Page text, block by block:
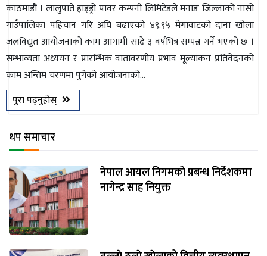
काठमाडौं । लालुपाते हाइड्रो पावर कम्पनी लिमिटेडले मनाङ जिल्लाको नासो
गाउँपालिका पहिचान गरि अघि बढाएको ४९.९५ मेगावाटको दाना खोला
जलविद्युत आयोजनाको काम आगामी साढे ३ वर्षभित्र सम्पन्न गर्ने भएको छ ।
सम्भाव्यता अध्ययन र प्रारम्भिक वातावरणीय प्रभाव मूल्यांकन प्रतिवेदनको
काम अन्तिम चरणमा पुगेको आयोजनाको...
पुरा पढ्नुहोस्
थप समाचार
नेपाल आयल निगमको प्रबन्ध निर्देशकमा
नागेन्द्र साह नियुक्त